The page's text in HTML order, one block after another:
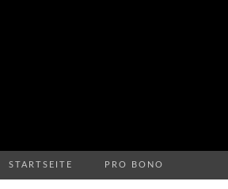
STARTSEITE PRO BONO